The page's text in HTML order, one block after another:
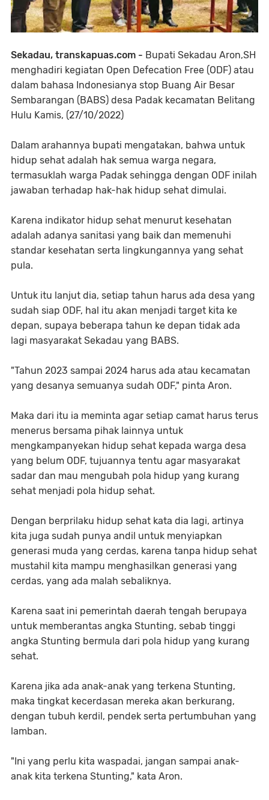
Sekadau, transkapuas.com - Bupati Sekadau Aron,SH
menghadiri kegiatan Open Defecation Free (ODF) atau
dalam bahasa Indonesianya stop Buang Air Besar
Sembarangan (BABS) desa Padak kecamatan Belitang
Hulu Kamis, (27/10/2022)
Dalam arahannya bupati mengatakan, bahwa untuk
hidup sehat adalah hak semua warga negara,
termasuklah warga Padak sehingga dengan ODF inilah
jawaban terhadap hak-hak hidup sehat dimulai.
Karena indikator hidup sehat menurut kesehatan
adalah adanya sanitasi yang baik dan memenuhi
standar kesehatan serta lingkungannya yang sehat
pula.
Untuk itu lanjut dia, setiap tahun harus ada desa yang
sudah siap ODF, hal itu akan menjadi target kita ke
depan, supaya beberapa tahun ke depan tidak ada
lagi masyarakat Sekadau yang BABS.
"Tahun 2023 sampai 2024 harus ada atau kecamatan
yang desanya semuanya sudah ODF," pinta Aron.
Maka dari itu ia meminta agar setiap camat harus terus
menerus bersama pihak lainnya untuk
mengkampanyekan hidup sehat kepada warga desa
yang belum ODF, tujuannya tentu agar masyarakat
sadar dan mau mengubah pola hidup yang kurang
sehat menjadi pola hidup sehat.
Dengan berprilaku hidup sehat kata dia lagi, artinya
kita juga sudah punya andil untuk menyiapkan
generasi muda yang cerdas, karena tanpa hidup sehat
mustahil kita mampu menghasilkan generasi yang
cerdas, yang ada malah sebaliknya.
Karena saat ini pemerintah daerah tengah berupaya
untuk memberantas angka Stunting, sebab tinggi
angka Stunting bermula dari pola hidup yang kurang
sehat.
Karena jika ada anak-anak yang terkena Stunting,
maka tingkat kecerdasan mereka akan berkurang,
dengan tubuh kerdil, pendek serta pertumbuhan yang
lamban.
"Ini yang perlu kita waspadai, jangan sampai anak-
anak kita terkena Stunting," kata Aron.